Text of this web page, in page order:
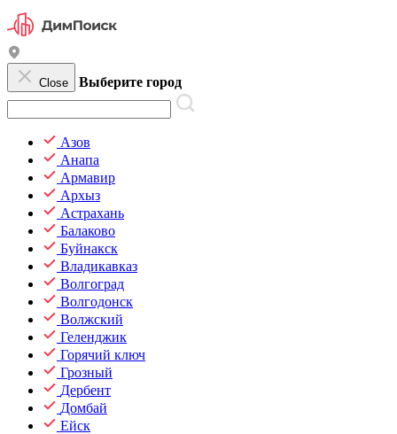
Close Выберите город
Азов
Анапа
Армавир
Архыз
Астрахань
Балаково
Буйнакск
Владикавказ
Волгоград
Волгодонск
Волжский
Геленджик
Горячий ключ
Грозный
Дербент
Домбай
Ейск